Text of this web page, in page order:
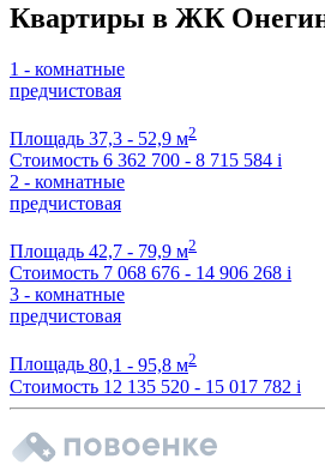
Квартиры в ЖК
1 - комнатные
предчистовая
Площадь 37,3 - 52,9 м2
Стоимость 6 362 700 - 8 715 584 i
2 - комнатные
предчистовая
Площадь 42,7 - 79,9 м2
Стоимость 7 068 676 - 14 906 268 i
3 - комнатные
предчистовая
Площадь 80,1 - 95,8 м2
Стоимость 12 135 520 - 15 017 782 i